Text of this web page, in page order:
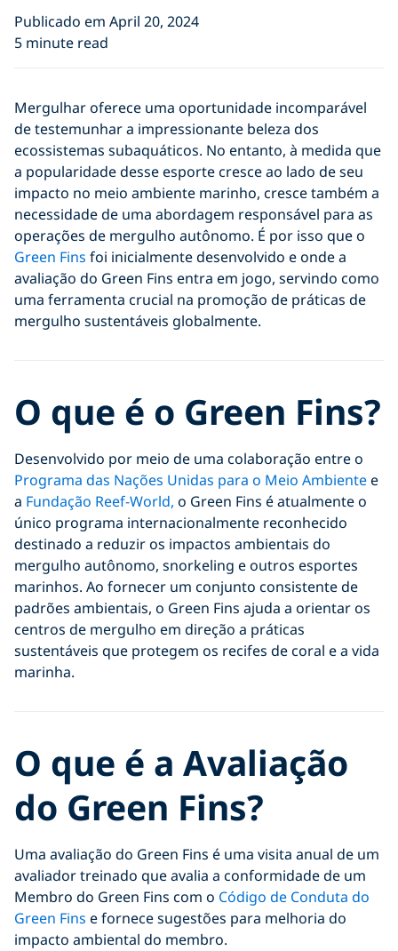
Publicado em April 20, 2024
5 minute read
Mergulhar oferece uma oportunidade incomparável
de testemunhar a impressionante beleza dos
ecossistemas subaquáticos. No entanto, à medida que
a popularidade desse esporte cresce ao lado de seu
impacto no meio ambiente marinho, cresce também a
necessidade de uma abordagem responsável para as
operações de mergulho autônomo. É por isso que o
Green Fins foi inicialmente desenvolvido e onde a
avaliação do Green Fins entra em jogo, servindo como
uma ferramenta crucial na promoção de práticas de
mergulho sustentáveis globalmente.
O que é o Green Fins?
Desenvolvido por meio de uma colaboração entre o
Programa das Nações Unidas para o Meio Ambientee
a Fundação Reef-World, o Green Fins é atualmente o
único programa internacionalmente reconhecido
destinado a reduzir os impactos ambientais do
mergulho autônomo, snorkeling e outros esportes
marinhos. Ao fornecer um conjunto consistente de
padrões ambientais, o Green Fins ajuda a orientar os
centros de mergulho em direção a práticas
sustentáveis que protegem os recifes de coral e a vida
marinha.
O que é a Avaliação
do Green Fins?
Uma avaliação do Green Fins é uma visita anual de um
avaliador treinado que avalia a conformidade de um
Membro do Green Fins com o Código de Conduta do
Green Fins e fornece sugestões para melhoria do
impacto ambiental do membro.